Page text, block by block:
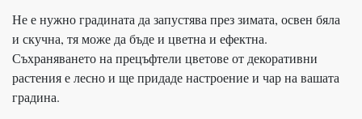
Не е нужно градината да запустява през зимата, освен бяла
и скучна, тя може да бъде и цветна и ефектна.
Съхраняването на прецъфтели цветове от декоративни
растения е лесно и ще придаде настроение и чар на вашата
градина.